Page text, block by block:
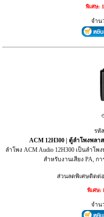
พิเศษ:
จำน
รหั
ACM 12H300 | ตู้ลำโพงพลา
ลำโพง ACM Audio 12H300 เป็นลำ
สำหรับงานเสียง PA, ก
ส่วนลดพิเศษติดต่อ
พิเศษ:
จำน